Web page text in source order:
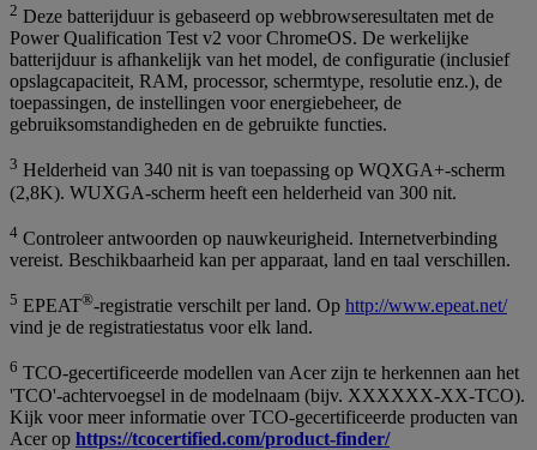
2 Deze batterijduur is gebaseerd op webbrowseresultaten met de
Power Qualification Test v2 voor ChromeOS. De werkelijke
batterijduur is afhankelijk van het model, de configuratie (inclusief
opslagcapaciteit, RAM, processor, schermtype, resolutie enz.), de
toepassingen, de instellingen voor energiebeheer, de
gebruiksomstandigheden en de gebruikte functies.
3 Helderheid van 340 nit is van toepassing op WQXGA+-scherm
(2,8K). WUXGA-scherm heeft een helderheid van 300 nit.
4 Controleer antwoorden op nauwkeurigheid. Internetverbinding
vereist. Beschikbaarheid kan per apparaat, land en taal verschillen.
5 EPEAT®-registratie verschilt per land. Op http://www.epeat.net/
vind je de registratiestatus voor elk land.
6 TCO-gecertificeerde modellen van Acer zijn te herkennen aan het
'TCO'-achtervoegsel in de modelnaam (bijv. XXXXXX-XX-TCO).
Kijk voor meer informatie over TCO-gecertificeerde producten van
Acer op https://tcocertified.com/product-finder/